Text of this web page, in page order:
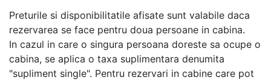
Preturile si disponibilitatile afisate sunt valabile daca
rezervarea se face pentru doua persoane in cabina.
In cazul in care o singura persoana doreste sa ocupe o
cabina, se aplica o taxa suplimentara denumita
"supliment single". Pentru rezervari in cabine care pot